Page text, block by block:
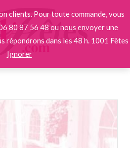
clients. Pour toute commande, vous
80 87 56 48 ou nous envoyer une
répondrons dans les 48 h. 1001 Fêtes
Ignorer